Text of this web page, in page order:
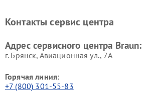
Контакты сервис центра
Адрес сервисного центра Braun:
г. Брянск, Авиационная ул., 7А
Горячая линия:
+7 (800) 301-55-83